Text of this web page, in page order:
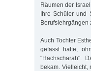
Räumen der
Ihre Schüler und
Berufslehrgängen
Auch Tochter
gefasst hatte,
"Hachscharah".
bekam. Vielleicht,